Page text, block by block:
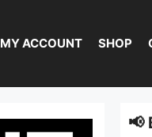
MY ACCOUNT SHOP
📢